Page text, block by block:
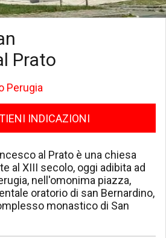
Prato
Perugia
INDICAZIONI
al Prato è una chiesa
al XIII secolo, oggi adibita ad
nell'omonima piazza,
oratorio di san Bernardino,
monastico di San